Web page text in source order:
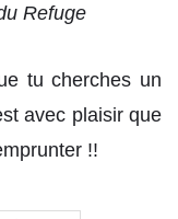
Refuge
tu cherches un
avec plaisir que
!!